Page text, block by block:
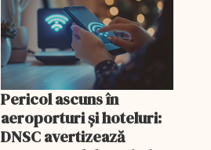
Pericol ascuns în
aeroporturi și hoteluri:
DNSC avertizează